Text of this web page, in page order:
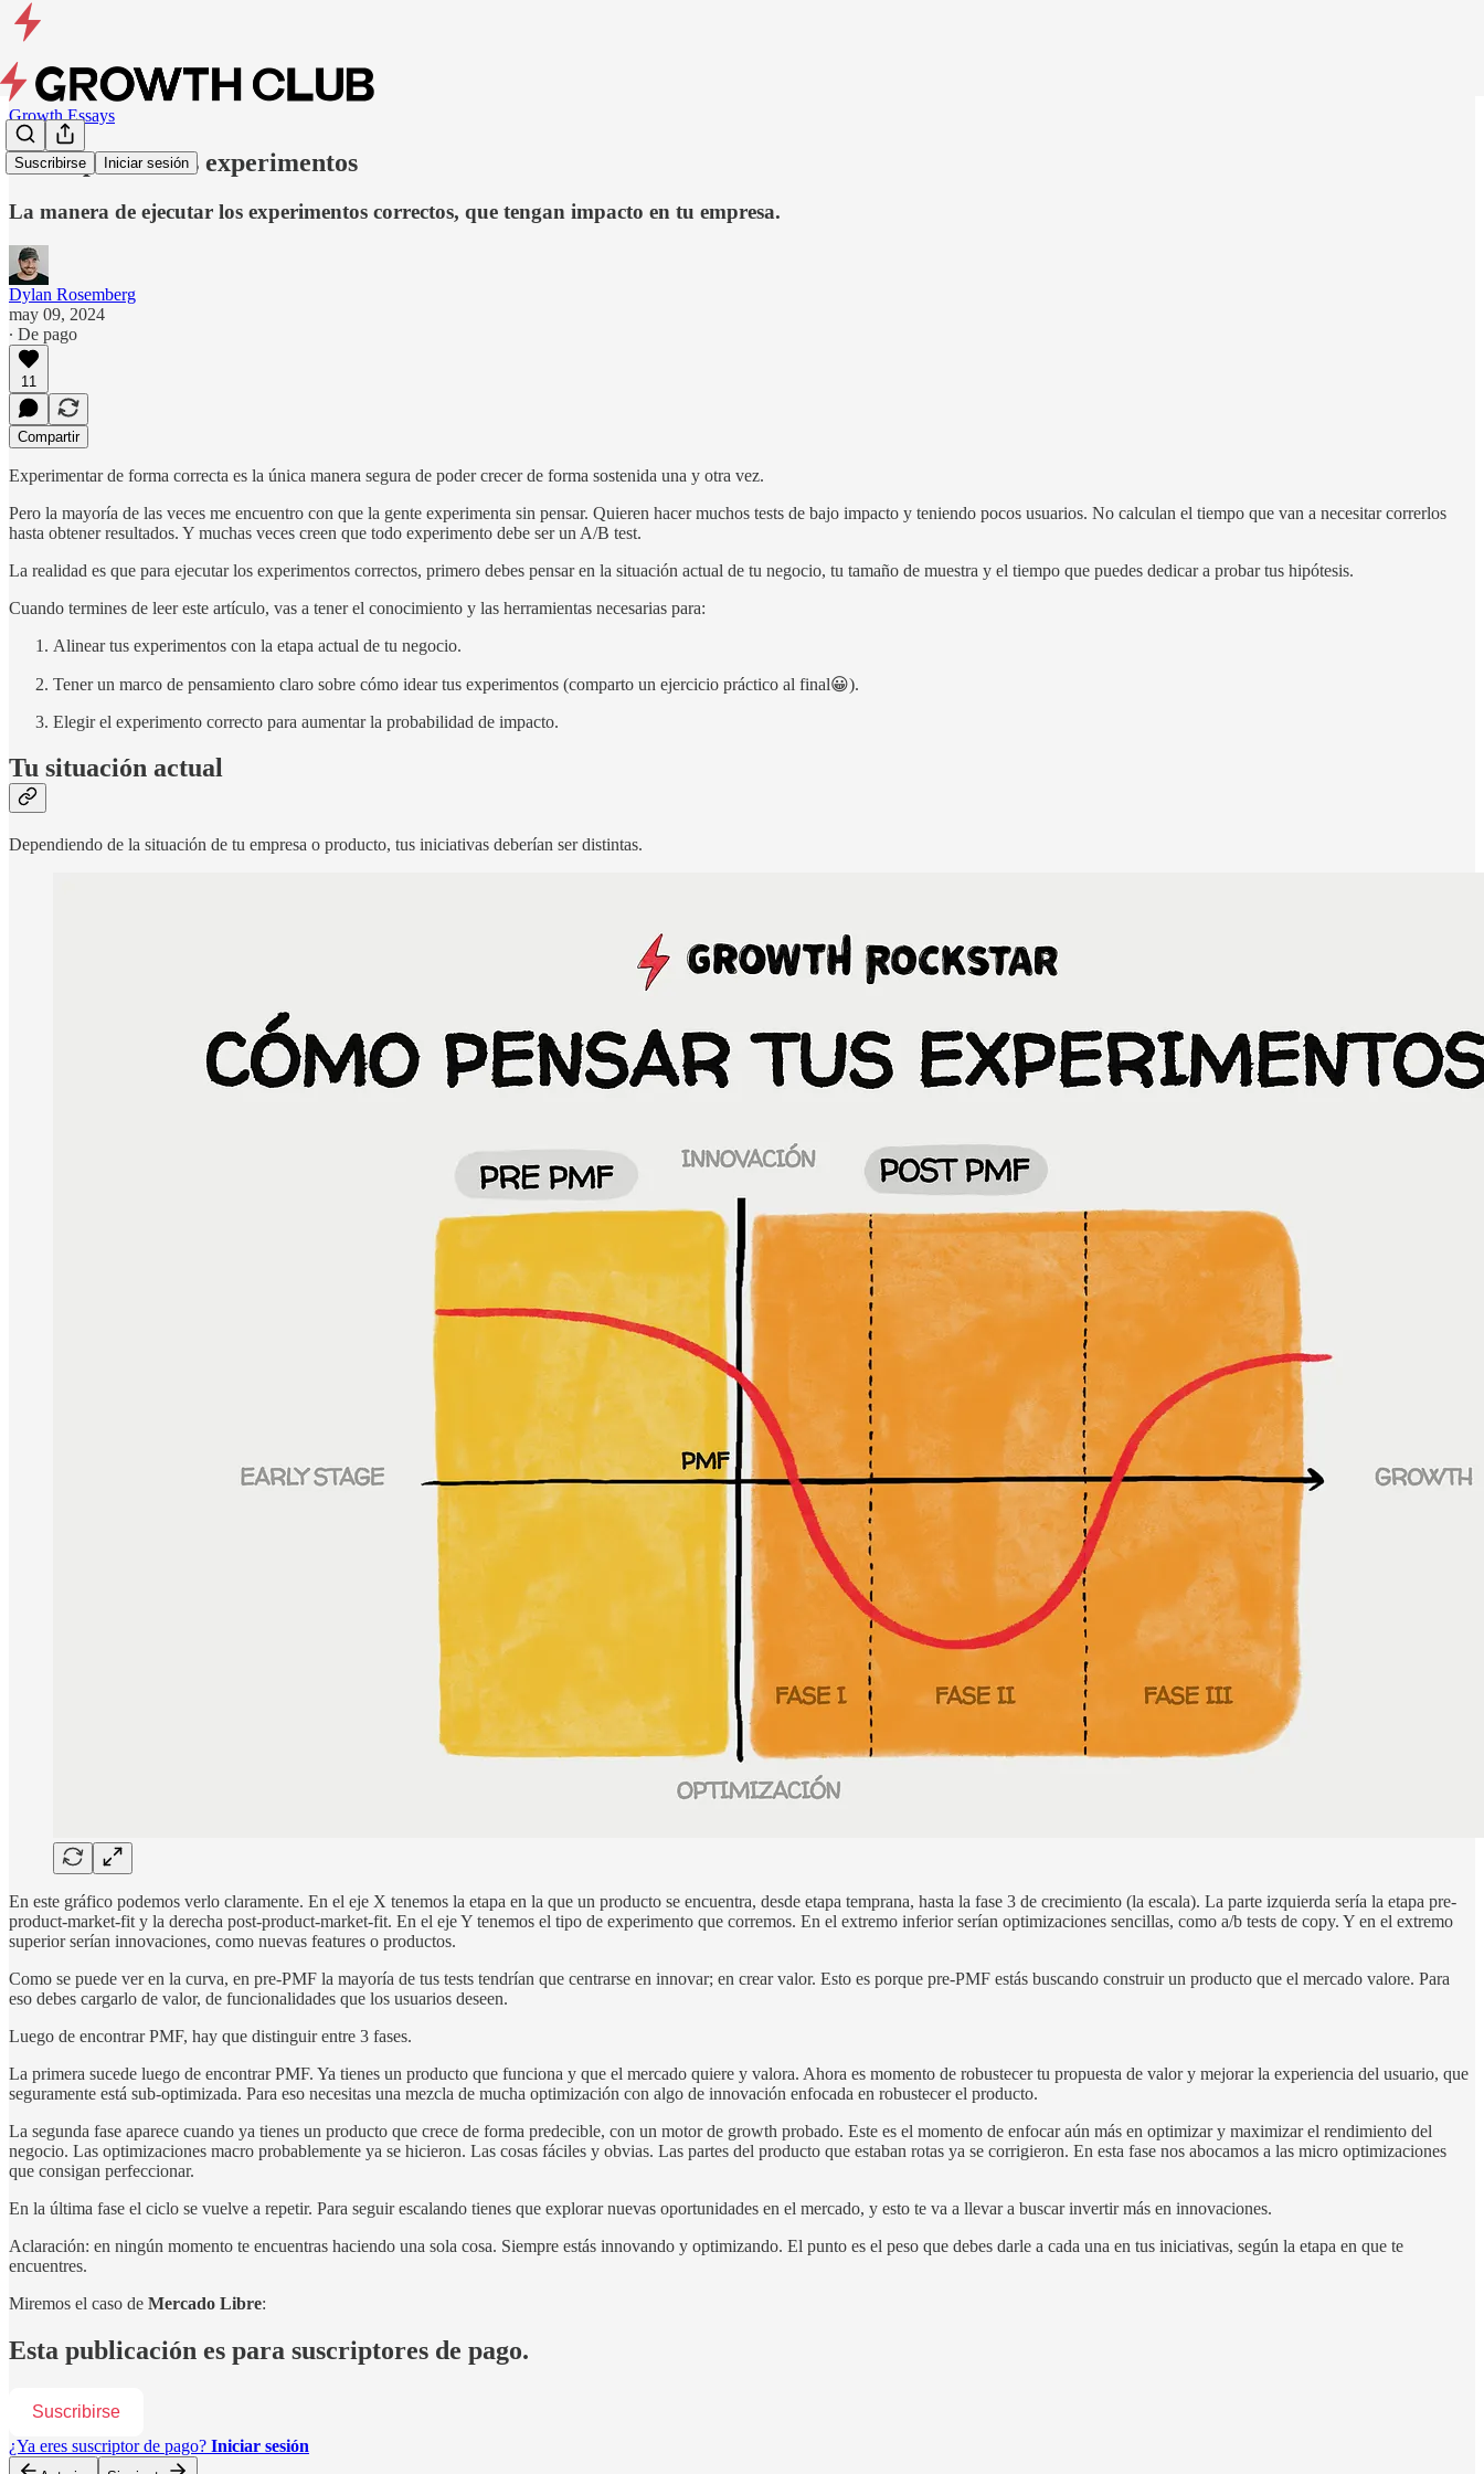
Suscribirse Iniciar sesión
Growth Essays
Cómo pensar tus experimentos
La manera de ejecutar los experimentos correctos, que tengan impacto en tu empresa.
Dylan Rosemberg
may 09, 2024
∙ De pago
11
Compartir
Experimentar de forma correcta es la única manera segura de poder crecer de forma sostenida una y otra vez.
Pero la mayoría de las veces me encuentro con que la gente experimenta sin pensar. Quieren hacer muchos tests de bajo impacto y teniendo pocos usuarios. No calculan el tiempo que van a necesitar correrlos
hasta obtener resultados. Y muchas veces creen que todo experimento debe ser un A/B test.
La realidad es que para ejecutar los experimentos correctos, primero debes pensar en la situación actual de tu negocio, tu tamaño de muestra y el tiempo que puedes dedicar a probar tus hipótesis.
Cuando termines de leer este artículo, vas a tener el conocimiento y las herramientas necesarias para:
Alinear tus experimentos con la etapa actual de tu negocio.
Tener un marco de pensamiento claro sobre cómo idear tus experimentos (comparto un ejercicio práctico al final😀).
Elegir el experimento correcto para aumentar la probabilidad de impacto.
Tu situación actual
Dependiendo de la situación de tu empresa o producto, tus iniciativas deberían ser distintas.
En este gráfico podemos verlo claramente. En el eje X tenemos la etapa en la que un producto se encuentra, desde etapa temprana, hasta la fase 3 de crecimiento (la escala). La parte izquierda sería la etapa pre-
product-market-fit y la derecha post-product-market-fit. En el eje Y tenemos el tipo de experimento que corremos. En el extremo inferior serían optimizaciones sencillas, como a/b tests de copy. Y en el extremo
superior serían innovaciones, como nuevas features o productos.
Como se puede ver en la curva, en pre-PMF la mayoría de tus tests tendrían que centrarse en innovar; en crear valor. Esto es porque pre-PMF estás buscando construir un producto que el mercado valore. Para
eso debes cargarlo de valor, de funcionalidades que los usuarios deseen.
Luego de encontrar PMF, hay que distinguir entre 3 fases.
La primera sucede luego de encontrar PMF. Ya tienes un producto que funciona y que el mercado quiere y valora. Ahora es momento de robustecer tu propuesta de valor y mejorar la experiencia del usuario, que
seguramente está sub-optimizada. Para eso necesitas una mezcla de mucha optimización con algo de innovación enfocada en robustecer el producto.
La segunda fase aparece cuando ya tienes un producto que crece de forma predecible, con un motor de growth probado. Este es el momento de enfocar aún más en optimizar y maximizar el rendimiento del
negocio. Las optimizaciones macro probablemente ya se hicieron. Las cosas fáciles y obvias. Las partes del producto que estaban rotas ya se corrigieron. En esta fase nos abocamos a las micro optimizaciones
que consigan perfeccionar.
En la última fase el ciclo se vuelve a repetir. Para seguir escalando tienes que explorar nuevas oportunidades en el mercado, y esto te va a llevar a buscar invertir más en innovaciones.
Aclaración: en ningún momento te encuentras haciendo una sola cosa. Siempre estás innovando y optimizando. El punto es el peso que debes darle a cada una en tus iniciativas, según la etapa en que te
encuentres.
Miremos el caso de Mercado Libre:
Esta publicación es para suscriptores de pago.
Suscribirse
¿Ya eres suscriptor de pago? Iniciar sesión